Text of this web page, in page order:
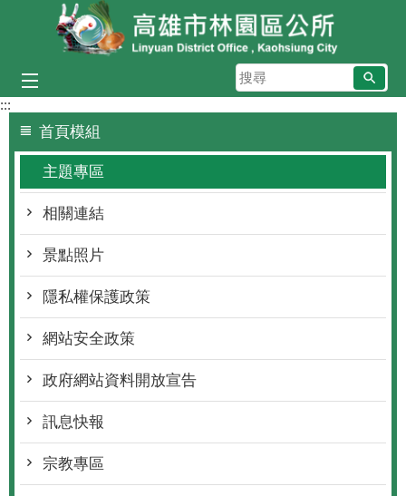
跳到主要內容區塊
搜
尋
:::
首頁模組
主題專區
相關連結
景點照片
隱私權保護政策
網站安全政策
政府網站資料開放宣告
訊息快報
宗教專區